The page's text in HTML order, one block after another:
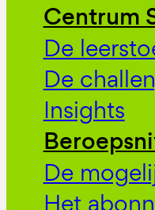
Centrum
De
De
Insights
De
Het